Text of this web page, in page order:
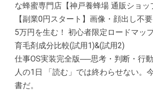
な蜂蜜専門店【神戸養蜂場 通販ショッ
【副業0円スタート】画像・顔出し不
5万円を生む！ 初心者限定ロードマッ
育毛剤成分比較(試用1)&(試用2)
仕事OS実装完全版──思考・判断・行
人の1日 「読む」では終わらせない。
書だ。